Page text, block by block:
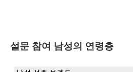
설문 참여 남성의 연령층